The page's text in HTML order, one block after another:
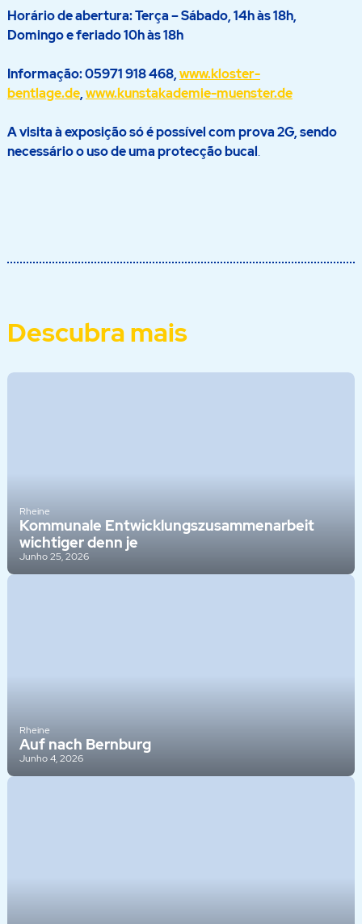
Horário de abertura: Terça – Sábado, 14h às 18h,
Domingo e feriado 10h às 18h
Informação: 05971 918 468,www.kloster-
bentlage.de,www.kunstakademie-muenster.de
A visita à exposição só é possível com prova 2G, sendo
necessário o uso de uma protecção bucal.
Descubra mais
Rheine
Kommunale Entwicklungszusammenarbeit
wichtiger denn je
Junho 25, 2026
Rheine
Auf nach Bernburg
Junho 4, 2026